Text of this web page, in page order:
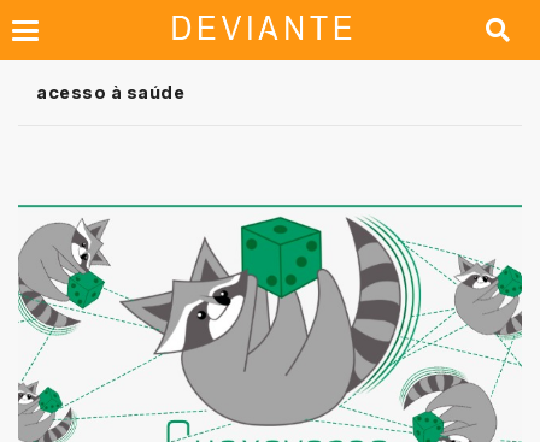
acesso à saúde